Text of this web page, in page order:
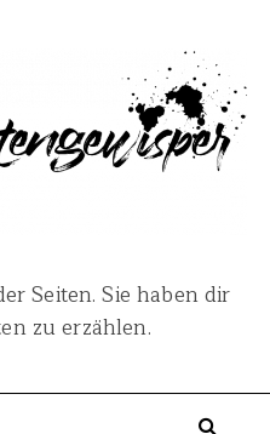
Seiten. Sie haben dir
zu erzählen.